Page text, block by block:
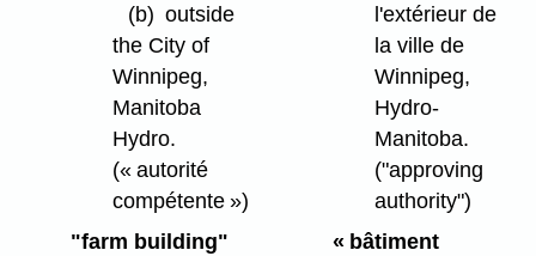
(b) outside
the City of
Winnipeg,
Manitoba
Hydro.
(« autorité
compétente »)
"farm building"
l'extérieur de
la ville de
Winnipeg,
Hydro-
Manitoba.
("approving
authority")
« bâtiment